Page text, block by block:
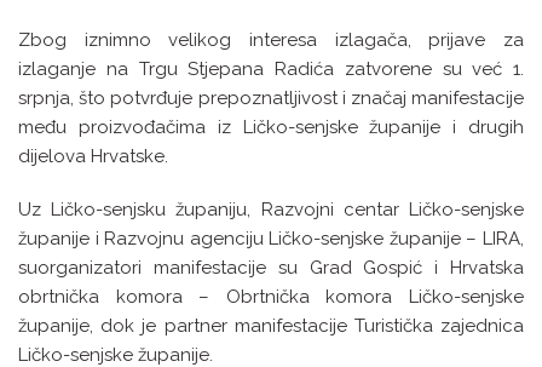
Zbog iznimno velikog interesa izlagača, prijave za
izlaganje na Trgu Stjepana Radića zatvorene su već 1.
srpnja, što potvrđuje prepoznatljivost i značaj manifestacije
među proizvođačima iz Ličko-senjske županije i drugih
dijelova Hrvatske.
Uz Ličko-senjsku županiju, Razvojni centar Ličko-senjske
županije i Razvojnu agenciju Ličko-senjske županije – LIRA,
suorganizatori manifestacije su Grad Gospić i Hrvatska
obrtnička komora – Obrtnička komora Ličko-senjske
županije, dok je partner manifestacije Turistička zajednica
Ličko-senjske županije.